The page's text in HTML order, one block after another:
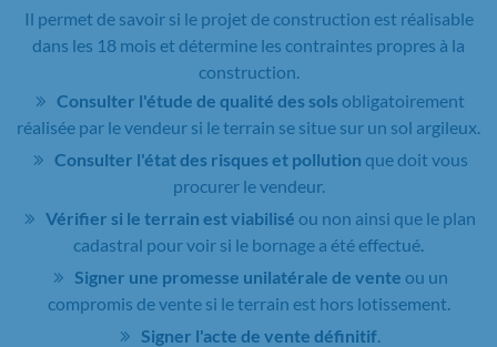
Il permet de savoir si le projet de construction est réalisable
dans les 18 mois et détermine les contraintes propres à la
construction.
Consulter l'étude de qualité des sols obligatoirement
réalisée par le vendeur si le terrain se situe sur un sol argileux.
Consulter l'état des risques et pollution que doit vous
procurer le vendeur.
Vérifier si le terrain est viabilisé ou non ainsi que le plan
cadastral pour voir si le bornage a été effectué.
Signer une promesse unilatérale de vente ou un
compromis de vente si le terrain est hors lotissement.
Signer l'acte de vente définitif